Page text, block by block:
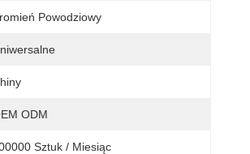
Powodziowy
ODM
Sztuk / Miesiąc